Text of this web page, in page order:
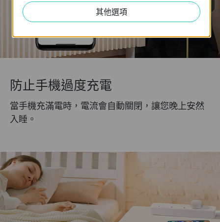
當功率超過1.5KW時關閉暖風機
防止手機過度充電
當手機充滿電時，電流會自動關閉，讓您晚上安然
入睡。
其他選項